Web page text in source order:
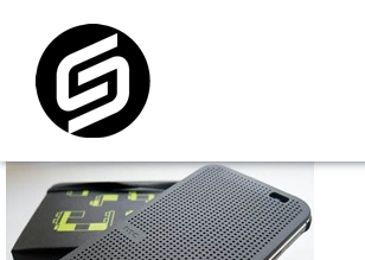
content
門市據點
iMCheck APP